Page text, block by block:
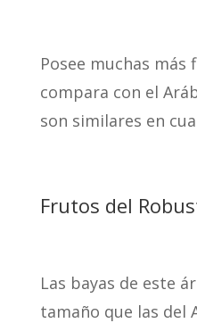
Posee muchas más
compara con el
son similares en
Frutos del
Las bayas de este
tamaño que las del